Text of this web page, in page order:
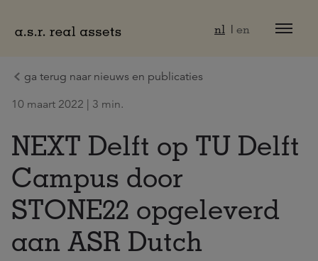
nl en
ga terug naar nieuws en publicaties
10 maart 2022 | 3 min.
NEXT Delft op TU Delft
Campus door
STONE22 opgeleverd
aan ASR Dutch